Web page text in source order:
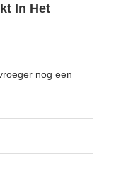
In Het
nog een